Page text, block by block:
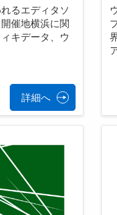
るエディタソ
催地横浜に関
キデータ、ウ
詳細へ